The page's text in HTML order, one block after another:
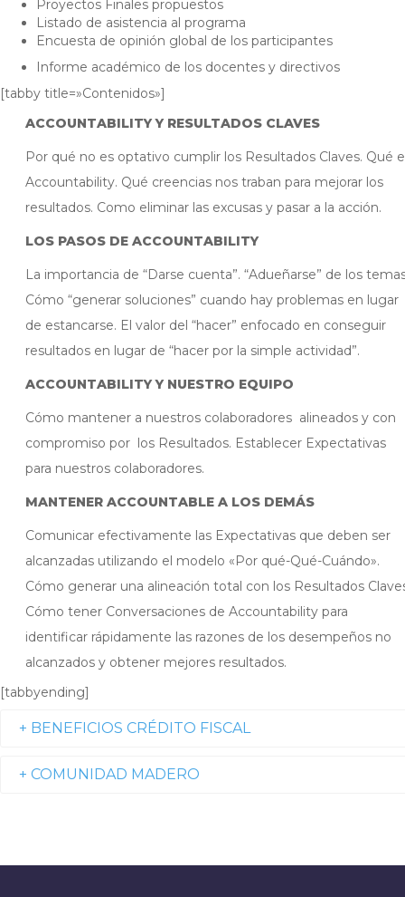
Proyectos Finales propuestos
Listado de asistencia al programa
Encuesta de opinión global de los participantes
Informe académico de los docentes y directivos
[tabby title=»Contenidos»]
ACCOUNTABILITY Y RESULTADOS CLAVES
Por qué no es optativo cumplir los Resultados Claves. Qué
Accountability. Qué creencias nos traban para mejorar los
resultados. Como eliminar las excusas y pasar a la acción.
LOS PASOS DE ACCOUNTABILITY
La importancia de “Darse cuenta”. “Adueñarse” de los
Cómo “generar soluciones” cuando hay problemas en lugar
de estancarse. El valor del “hacer” enfocado en conseguir
resultados en lugar de “hacer por la simple actividad”.
ACCOUNTABILITY Y NUESTRO EQUIPO
Cómo mantener a nuestros colaboradores alineados y con
compromiso por los Resultados. Establecer Expectativas
para nuestros colaboradores.
MANTENER ACCOUNTABLE A LOS DEMÁS
Comunicar efectivamente las Expectativas que deben ser
alcanzadas utilizando el modelo «Por qué-Qué-Cuándo».
Cómo generar una alineación total con los Resultados
Cómo tener Conversaciones de Accountability para
identificar rápidamente las razones de los desempeños no
alcanzados y obtener mejores resultados.
[tabbyending]
+ BENEFICIOS CRÉDITO FISCAL
+ COMUNIDAD MADERO